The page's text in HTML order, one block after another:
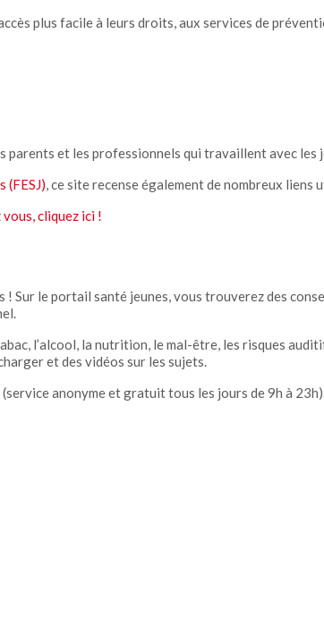
plus facile à leurs droits, aux services de
parents et les professionnels qui travaillent avec les
(FESJ), ce site recense également de nombreux liens
cliquez ici !
! Sur le portail santé jeunes, vous trouverez des
l’alcool, la nutrition, le mal-être, les risques
et des vidéos sur les sujets.
(service anonyme et gratuit tous les jours de 9h à